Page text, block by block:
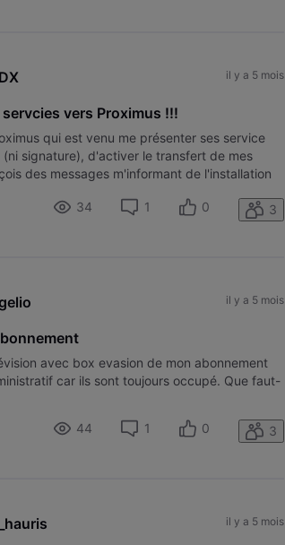
il y a 5 mois
vers Proximus !!!
qui est venu me présenter ses service
signature), d'activer le transfert de mes
des messages m'informant de l'installation
34
1 0 3
il y a 5 mois
avec box evasion de mon abonnement
car ils sont toujours occupé. Que faut-
44
1 0 3
il y a 5 mois